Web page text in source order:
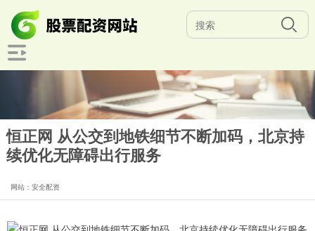
恒正网 从公交到地铁细节不断加码，北京持
续优化无障碍出行服务
网站：安全配资